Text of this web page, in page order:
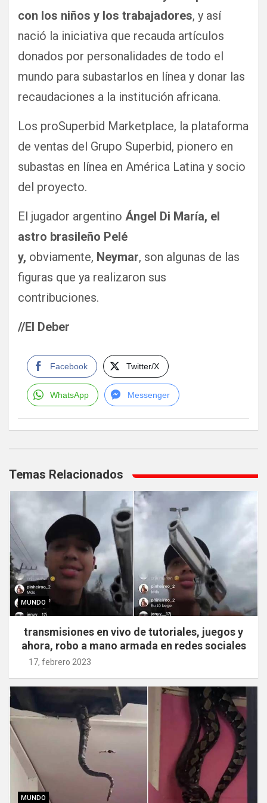
con los niños y los trabajadores, y así
nació la iniciativa que recauda artículos
donados por personalidades de todo el
mundo para subastarlos en línea y donar las
recaudaciones a la institución africana.
Los proSuperbid Marketplace, la plataforma
de ventas del Grupo Superbid, pionero en
subastas en línea en América Latina y socio
del proyecto.
El jugador argentino Ángel Di María, el
astro brasileño Pelé
y, obviamente, Neymar, son algunas de las
figuras que ya realizaron sus
contribuciones.
//El Deber
Facebook Twitter/X
WhatsApp Messenger
de
entradas
Temas Relacionados
MUNDO
transmisiones en vivo de tutoriales, juegos y
ahora, robo a mano armada en redes sociales
17, febrero 2023
MUNDO